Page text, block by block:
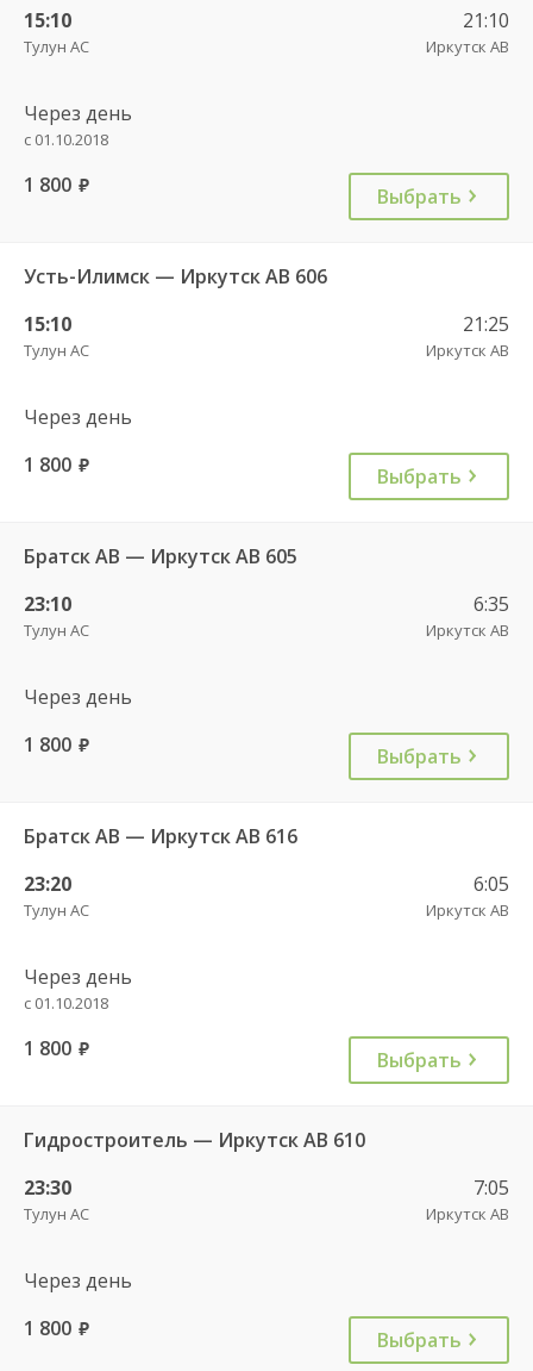
15:10
Тулун АС
21:10
Иркутск АВ
Через день
с 01.10.2018
1 800 руб. Выбрать
Усть-Илимск — Иркутск АВ 606
15:10
Тулун АС
21:25
Иркутск АВ
Через день
1 800 руб. Выбрать
Братск АВ — Иркутск АВ 605
23:10
Тулун АС
6:35
Иркутск АВ
Через день
1 800 руб. Выбрать
Братск АВ — Иркутск АВ 616
23:20
Тулун АС
6:05
Иркутск АВ
Через день
с 01.10.2018
1 800 руб. Выбрать
Гидростроитель — Иркутск АВ 610
23:30
Тулун АС
7:05
Иркутск АВ
Через день
1 800 руб. Выбрать